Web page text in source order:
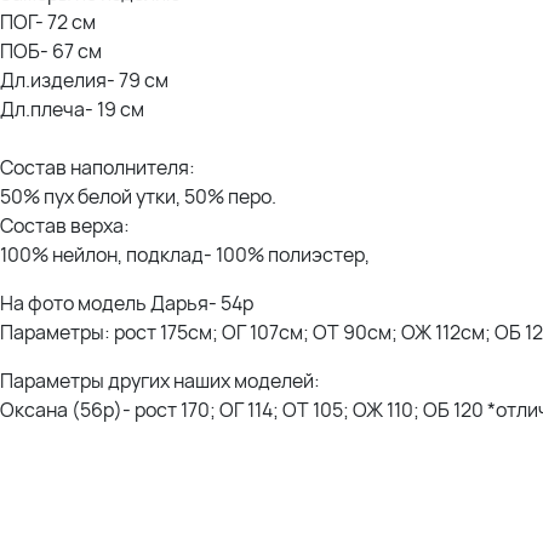
ПОГ- 72 см
ПОБ- 67 см
Дл.изделия- 79 см
Дл.плеча- 19 см
Состав наполнителя:
50% пух белой утки, 50% перо.
Состав верха:
100% нейлон, подклад- 100% полиэстер,
На фото модель Дарья- 54р
Параметры: рост 175см; ОГ 107см; ОТ 90см; ОЖ 112см; ОБ
Параметры других наших моделей:
Оксана (56р)- рост 170; ОГ 114; ОТ 105; ОЖ 110; ОБ 120